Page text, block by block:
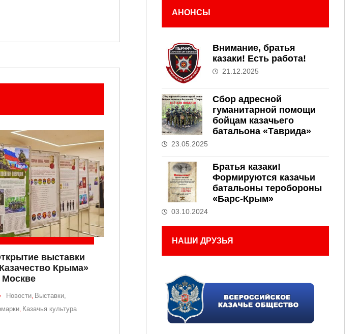
выставки
Крыма»
Москве
Новости, Выставки,
, Казачья культура
АНОНСЫ
Внимание, братья
казаки! Есть работа!
21.12.2025
Сбор адресной
гуманитарной помощи
бойцам казачьего
батальона «Таврида»
23.05.2025
Братья казаки!
Формируются казачьи
батальоны теробороны
«Барс-Крым»
03.10.2024
НАШИ ДРУЗЬЯ